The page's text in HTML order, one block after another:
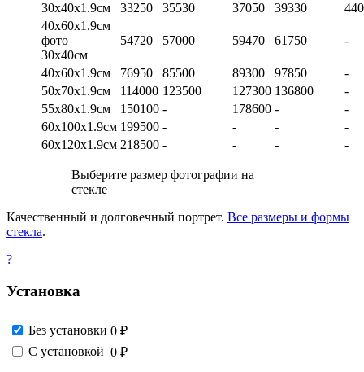
30х40х1.9см
33250 35530 37050 39330
40х60х1.9см
фото
30х40см
54720 57000 59470 61750 -
40х60х1.9см 76950 85500 89300 97850
-
50х70х1.9см
114000 123500 127300 136800
-
55х80х1.9см
150100 - 178600 -
-
60х100х1.9см 199500 - - -
-
60х120х1.9см 218500 - - - -
Выберите размер фотографии на
стекле
Качественный и долговечный портрет. Все размеры и формы
стекла.
?
Установка
Без установки 0 ₽
С установкой 0 ₽